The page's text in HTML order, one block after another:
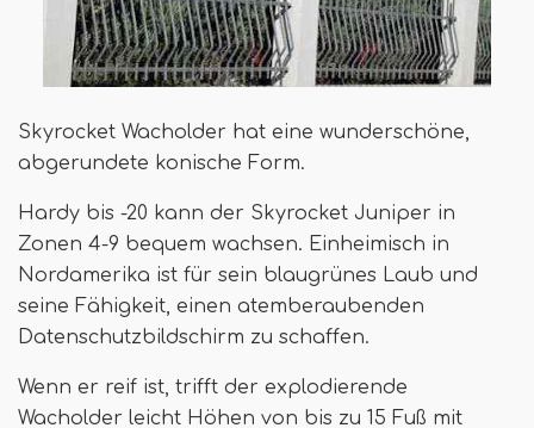
Skyrocket Wacholder hat eine wunderschöne,
abgerundete konische Form.
Hardy bis -20 kann der Skyrocket Juniper in
Zonen 4-9 bequem wachsen. Einheimisch in
Nordamerika ist für sein blaugrünes Laub und
seine Fähigkeit, einen atemberaubenden
Datenschutzbildschirm zu schaffen.
Wenn er reif ist, trifft der explodierende
Wacholder leicht Höhen von bis zu 15 Fuß mit